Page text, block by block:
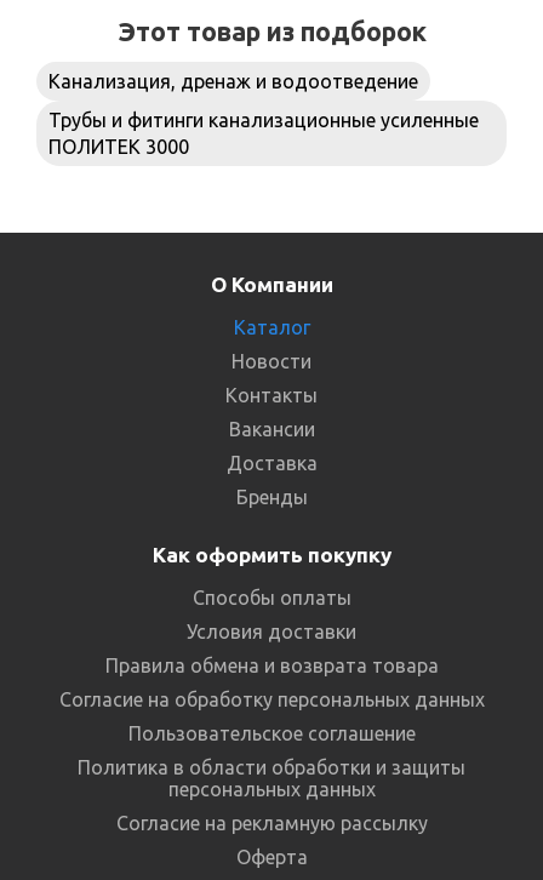
Этот товар из подборок
Канализация, дренаж и водоотведение
Трубы и фитинги канализационные усиленные
ПОЛИТЕК 3000
О Компании
Каталог
Новости
Контакты
Вакансии
Доставка
Бренды
Как оформить покупку
Способы оплаты
Условия доставки
Правила обмена и возврата товара
Согласие на обработку персональных данных
Пользовательское соглашение
Политика в области обработки и защиты
персональных данных
Согласие на рекламную рассылку
Оферта